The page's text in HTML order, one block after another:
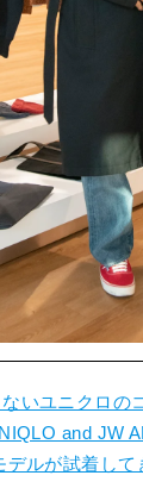
いユニクロの
and JW
ルが試着して